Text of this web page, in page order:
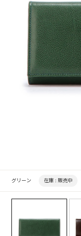
グリーン 在庫 : 販売中